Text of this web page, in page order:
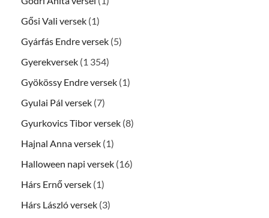
Gősi Vali versek (1)
Gyárfás Endre versek (5)
Gyerekversek (1 354)
Gyökössy Endre versek (1)
Gyulai Pál versek (7)
Gyurkovics Tibor versek (8)
Hajnal Anna versek (1)
Halloween napi versek (16)
Hárs Ernő versek (1)
Hárs László versek (3)